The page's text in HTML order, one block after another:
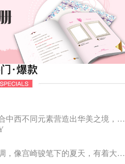
一场特别的新中式婚礼，融合中西不同元素营造出华美之境，有庄严浪漫的西式证婚，也有含蓄深情的中式感恩，从古典到现代，从前世到今生，爱，隽永铭刻。
整场婚礼以清爽夏日感为基调，像宫崎骏笔下的夏天，有着大朵大朵像棉花糖似的白云，有蔚蓝蔚蓝的天空和青绿青绿的草地，有着童话世界里干净纯洁的美好，有着日系画风下的治愈感。